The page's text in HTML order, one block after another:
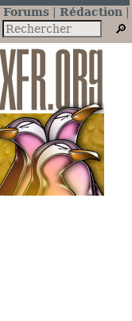
Forums
Rédaction